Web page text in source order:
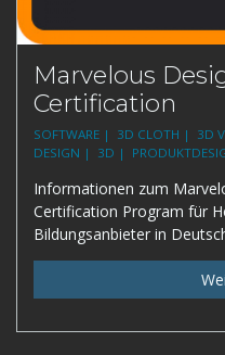
Marvelous
Certification
SOFTWARE | 3D CLOTH | 3D
DESIGN |
3D |
Informationen zum
Certification Program für
Bildungsanbieter in